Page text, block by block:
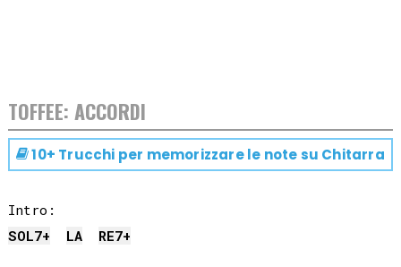
TOFFEE: ACCORDI
10+ Trucchi per memorizzare le note su Chitarra
SOL7+ LA RE7+